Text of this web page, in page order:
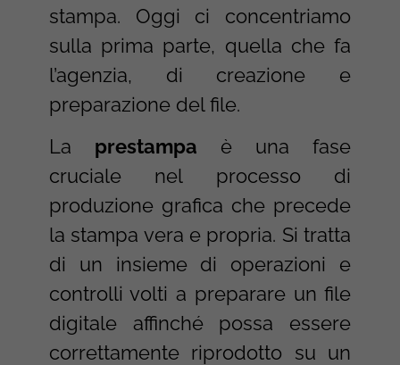
stampa. Oggi ci concentriamo
sulla prima parte, quella che fa
l’agenzia, di creazione e
preparazione del file.
La prestampa è una fase
cruciale nel processo di
produzione grafica che precede
la stampa vera e propria. Si tratta
di un insieme di operazioni e
controlli volti a preparare un file
digitale affinché possa essere
correttamente riprodotto su un